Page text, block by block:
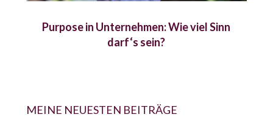
Purpose in Unternehmen: Wie viel Sinn
darf‘s sein?
MEINE NEUESTEN BEITRÄGE